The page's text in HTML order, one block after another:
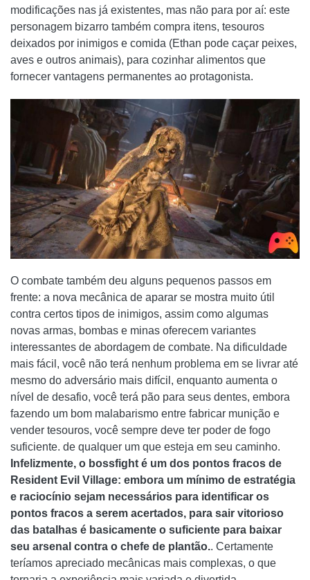
modificações nas já existentes, mas não para por aí: este
personagem bizarro também compra itens, tesouros
deixados por inimigos e comida (Ethan pode caçar peixes,
aves e outros animais), para cozinhar alimentos que
fornecer vantagens permanentes ao protagonista.
O combate também deu alguns pequenos passos em
frente: a nova mecânica de aparar se mostra muito útil
contra certos tipos de inimigos, assim como algumas
novas armas, bombas e minas oferecem variantes
interessantes de abordagem de combate. Na dificuldade
mais fácil, você não terá nenhum problema em se livrar até
mesmo do adversário mais difícil, enquanto aumenta o
nível de desafio, você terá pão para seus dentes, embora
fazendo um bom malabarismo entre fabricar munição e
vender tesouros, você sempre deve ter poder de fogo
suficiente. de qualquer um que esteja em seu caminho.
Infelizmente, o bossfight é um dos pontos fracos de
Resident Evil Village: embora um mínimo de estratégia
e raciocínio sejam necessários para identificar os
pontos fracos a serem acertados, para sair vitorioso
das batalhas é basicamente o suficiente para baixar
seu arsenal contra o chefe de plantão.. Certamente
teríamos apreciado mecânicas mais complexas, o que